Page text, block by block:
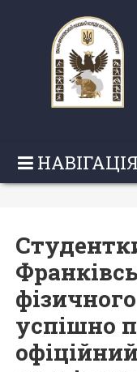
НАВІГАЦІЯ
успішно